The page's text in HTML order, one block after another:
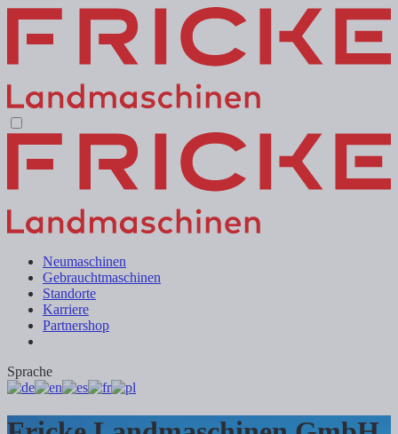
Neumaschinen
Gebrauchtmaschinen
Standorte
Karriere
Partnershop
Sprache